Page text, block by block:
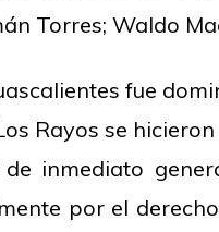
Torres; Waldo
fue
Rayos se
inmediato
por el